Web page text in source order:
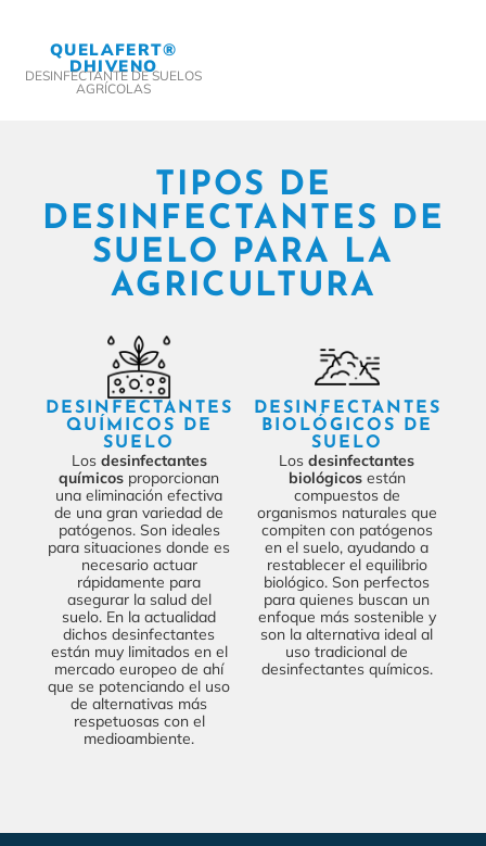
QUELAFERT®
DHIVENO
DESINFECTANTE DE SUELOS
AGRÍCOLAS
TIPOS DE
DESINFECTANTES DE
SUELO PARA LA
AGRICULTURA
DESINFECTANTES
QUÍMICOS DE
SUELO
Los desinfectantes
químicos proporcionan
una eliminación efectiva
de una gran variedad de
patógenos. Son ideales
para situaciones donde es
necesario actuar
rápidamente para
asegurar la salud del
suelo. En la actualidad
dichos desinfectantes
están muy limitados en el
mercado europeo de ahí
que se potenciando el uso
de alternativas más
respetuosas con el
medioambiente.
DESINFECTANTES
BIOLÓGICOS DE
SUELO
Losdesinfectantes
biológicosestán
compuestos de
organismos naturales que
compiten con patógenos
en el suelo, ayudando a
restablecer el equilibrio
biológico. Son perfectos
para quienes buscan un
enfoque más sostenible y
son la alternativa ideal al
uso tradicional de
desinfectantes químicos.